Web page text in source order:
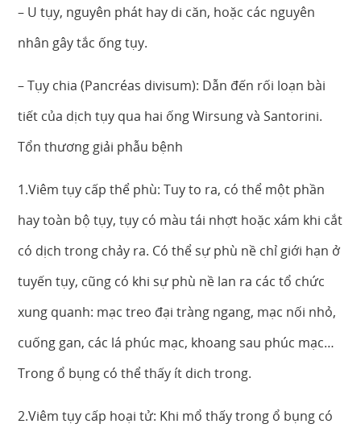
– U tụy, nguyên phát hay di căn, hoặc các nguyên
nhân gây tắc ống tụy.
– Tụy chia (Pancréas divisum): Dẫn đến rối loạn bài
tiết của dịch tụy qua hai ống Wirsung và Santorini.
Tổn thương giải phẫu bệnh
1.Viêm tụy cấp thể phù: Tuy to ra, có thể một phần
hay toàn bộ tụy, tụy có màu tái nhợt hoặc xám khi cắt
có dịch trong chảy ra. Có thể sự phù nề chỉ giới hạn ở
tuyến tụy, cũng có khi sự phù nề lan ra các tổ chức
xung quanh: mạc treo đại tràng ngang, mạc nối nhỏ,
cuống gan, các lá phúc mạc, khoang sau phúc mạc…
Trong ổ bụng có thể thấy ít dich trong.
2.Viêm tụy cấp hoại tử: Khi mổ thấy trong ổ bụng có